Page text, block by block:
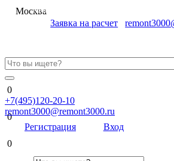
Москва
Заявка на расчет
0
0
0
+7(495)120-20-10
remont3000@remont3000.ru
Меню
Регистрация Вход